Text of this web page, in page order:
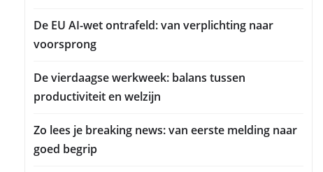
De EU AI-wet ontrafeld: van verplichting naar
voorsprong
De vierdaagse werkweek: balans tussen
productiviteit en welzijn
Zo lees je breaking news: van eerste melding naar
goed begrip